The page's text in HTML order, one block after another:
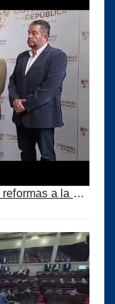
Congreso traslada al Ejecutivo las reformas a la Ley del IUSI tras firma del Decreto 18-2026